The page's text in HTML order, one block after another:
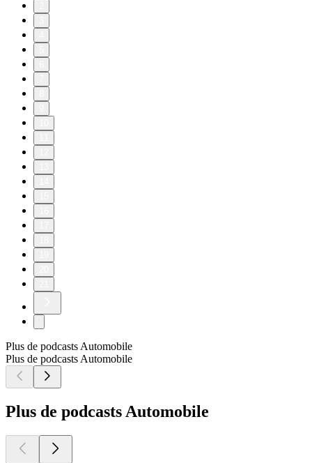
Plus de podcasts Automobile
Plus de podcasts Automobile
Plus de podcasts Automobile